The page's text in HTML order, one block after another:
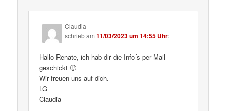
Claudia
schriebam11/03/2023 um 14:55 Uhr:
Hallo Renate, ich hab dir die Info´s per Mail
geschickt 🙂
Wir freuen uns auf dich.
LG
Claudia